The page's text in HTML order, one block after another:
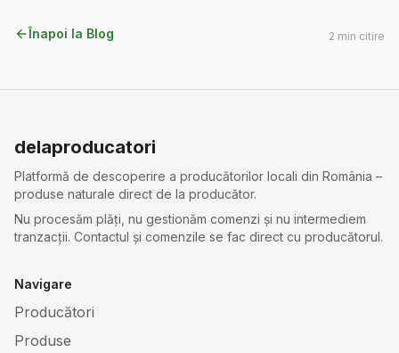
Înapoi la Blog 2 min citire
delaproducatori
Platformă de descoperire a producătorilor locali din România –
produse naturale direct de la producător.
Nu procesăm plăți, nu gestionăm comenzi și nu intermediem
tranzacții. Contactul și comenzile se fac direct cu producătorul.
Navigare
Producători
Produse